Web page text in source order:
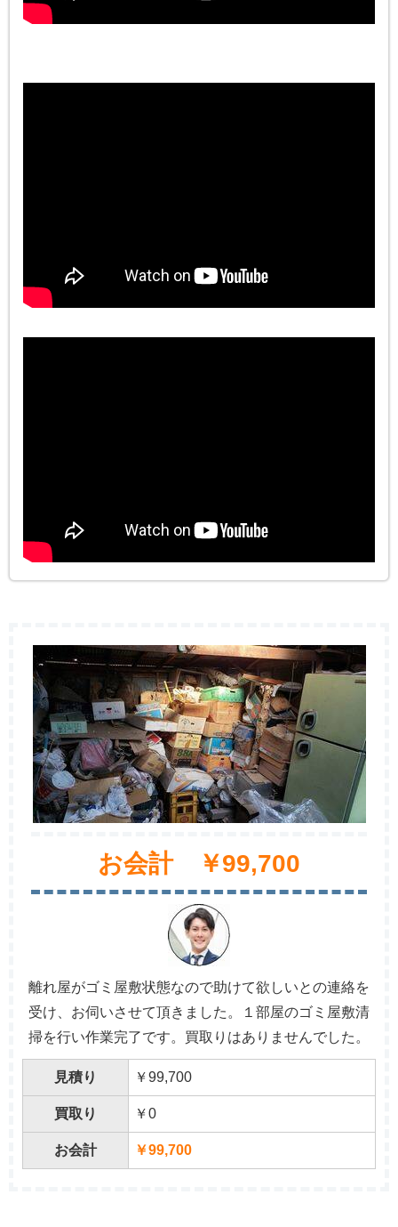
お会計 ￥99,700
離れ屋がゴミ屋敷状態なので助けて欲しいとの連絡を
受け、お伺いさせて頂きました。１部屋のゴミ屋敷清
掃を行い作業完了です。買取りはありませんでした。
見積り ￥99,700
買取り ￥0
お会計 ￥99,700